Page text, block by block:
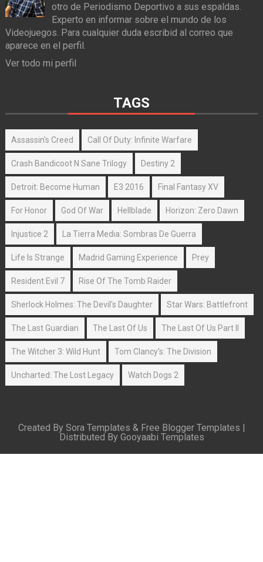
otro de Periodismo Deportivo a sus espaldas.
Experto en informar sobre el mundo de los
Videojuegos. Para cualquier duda escribid al correo que
aparece en el perfil.
Ver todo mi perfil
TAGS
Assassin's Creed Call Of Duty: Infinite Warfare
Crash Bandicoot N Sane Trilogy Destiny 2
Detroit: Become Human E3 2016 Final Fantasy XV
For Honor God Of War Hellblade Horizon: Zero Dawn
Injustice 2 La Tierra Media: Sombras De Guerra
Life Is Strange Madrid Gaming Experience Prey
Resident Evil 7 Rise Of The Tomb Raider
Sherlock Holmes: The Devil's Daughter Star Wars: Battlefront
The Last Guardian The Last Of Us The Last Of Us Part II
The Witcher 3: Wild Hunt Tom Clancy's: The Division
Uncharted: The Lost Legacy Watch Dogs 2
Created By Sora Templates & Free Blogger Templates |
Distributed By Gooyaabi Templates